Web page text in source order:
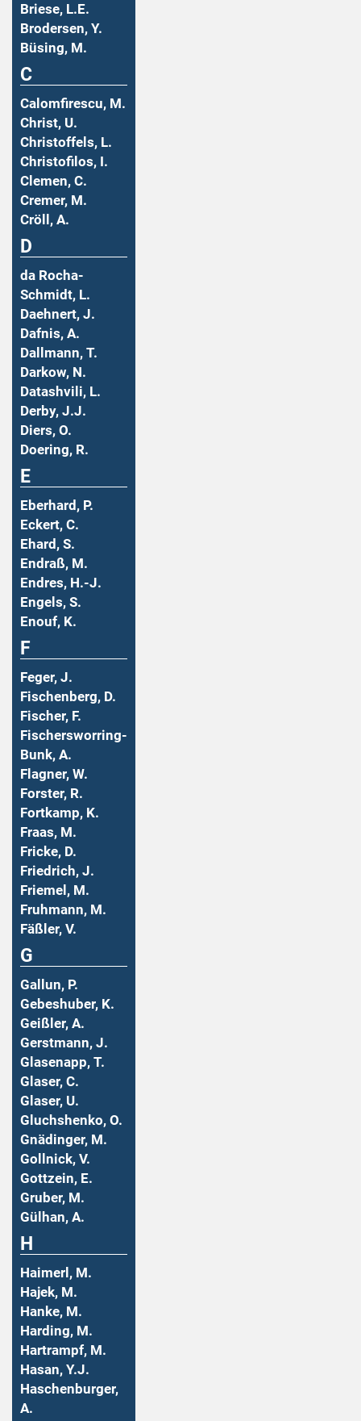
Briese, L.E.
Brodersen, Y.
Büsing, M.
C
Calomfirescu, M.
Christ, U.
Christoffels, L.
Christofilos, I.
Clemen, C.
Cremer, M.
Cröll, A.
D
da Rocha-
Schmidt, L.
Daehnert, J.
Dafnis, A.
Dallmann, T.
Darkow, N.
Datashvili, L.
Derby, J.J.
Diers, O.
Doering, R.
E
Eberhard, P.
Eckert, C.
Ehard, S.
Endraß, M.
Endres, H.-J.
Engels, S.
Enouf, K.
F
Feger, J.
Fischenberg, D.
Fischer, F.
Fischersworring-
Bunk, A.
Flagner, W.
Forster, R.
Fortkamp, K.
Fraas, M.
Fricke, D.
Friedrich, J.
Friemel, M.
Fruhmann, M.
Fäßler, V.
G
Gallun, P.
Gebeshuber, K.
Geißler, A.
Gerstmann, J.
Glasenapp, T.
Glaser, C.
Glaser, U.
Gluchshenko, O.
Gnädinger, M.
Gollnick, V.
Gottzein, E.
Gruber, M.
Gülhan, A.
H
Haimerl, M.
Hajek, M.
Hanke, M.
Harding, M.
Hartrampf, M.
Hasan, Y.J.
Haschenburger,
A.